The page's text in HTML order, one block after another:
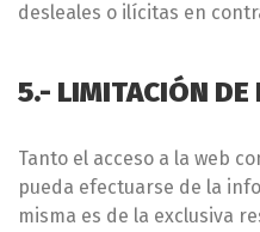
desleales o ilícitas en
5.- LIMITACIÓN DE
Tanto el acceso a la web
pueda efectuarse de la
misma es de la exclusiva